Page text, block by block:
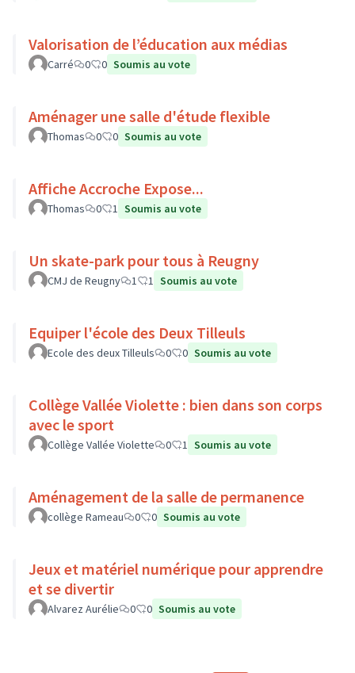
Valorisation de l’éducation aux médias
Carré 0 0 Soumis au vote
Aménager une salle d'étude flexible
Thomas 0 0 Soumis au vote
Affiche Accroche Expose...
Thomas 0 1 Soumis au vote
Un skate-park pour tous à Reugny
CMJ de Reugny 1 1 Soumis au vote
Equiper l'école des Deux Tilleuls
Ecole des deux Tilleuls 0 0 Soumis au vote
Collège Vallée Violette : bien dans son corps
avec le sport
Collège Vallée Violette 0 1 Soumis au vote
Aménagement de la salle de permanence
collège Rameau 0 0 Soumis au vote
Jeux et matériel numérique pour apprendre
et se divertir
Alvarez Aurélie 0 0 Soumis au vote